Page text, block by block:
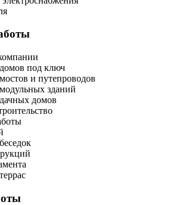
под ключ
и путепроводов
зданий
домов